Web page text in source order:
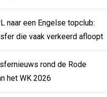
naar een Engelse topclub:
die vaak verkeerd afloopt
rond de Rode
het WK 2026